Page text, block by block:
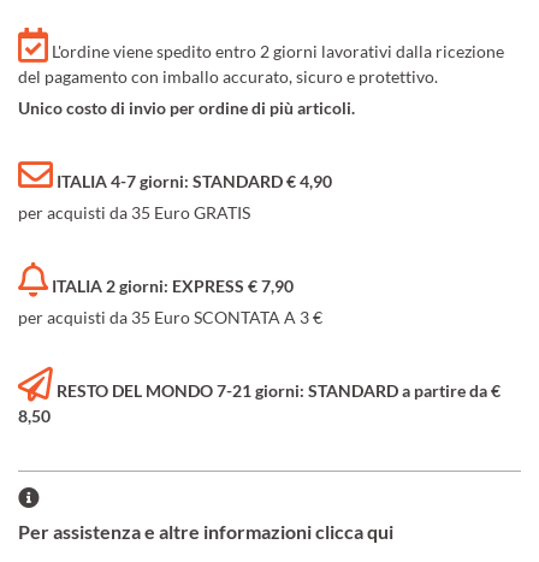
L'ordine viene spedito entro 2 giorni lavorativi dalla ricezione
del pagamento con imballo accurato, sicuro e protettivo.
Unico costo di invio per ordine di più articoli.
ITALIA 4-7 giorni: STANDARD € 4,90
per acquisti da 35 Euro GRATIS
ITALIA 2 giorni: EXPRESS € 7,90
per acquisti da 35 Euro SCONTATA A 3 €
RESTO DEL MONDO 7-21 giorni: STANDARD a partire da €
8,50
Per assistenza e altre informazioni clicca qui